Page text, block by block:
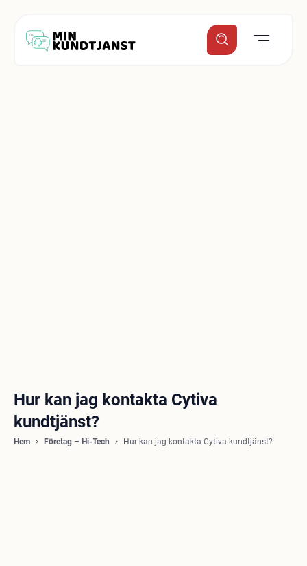
Hur kan jag kontakta Cytiva
kundtjänst?
Hem Företag – Hi-Tech Hur kan jag kontakta Cytiva kundtjänst?